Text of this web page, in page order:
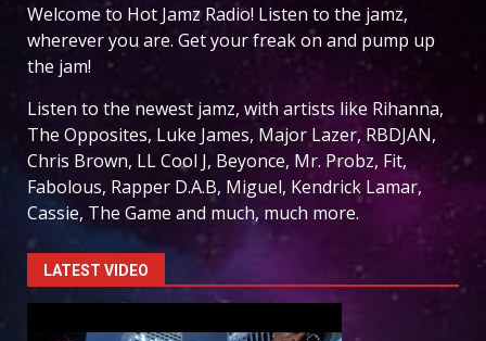
Welcome to Hot Jamz Radio! Listen to the jamz,
wherever you are. Get your freak on and pump up
the jam!
Listen to the newest jamz, with artists like Rihanna,
The Opposites, Luke James, Major Lazer, RBDJAN,
Chris Brown, LL Cool J, Beyonce, Mr. Probz, Fit,
Fabolous, Rapper D.A.B, Miguel, Kendrick Lamar,
Cassie, The Game and much, much more.
LATEST VIDEO